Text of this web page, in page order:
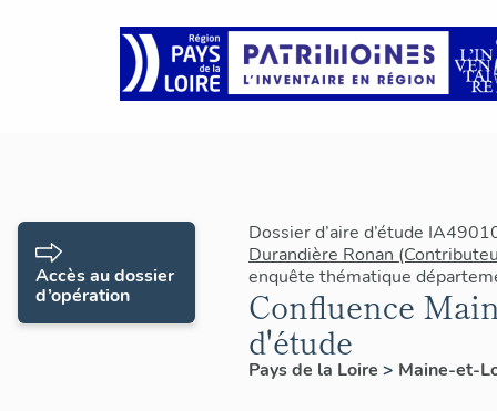
Dossier d’aire d’étude
Durandière Ronan
enquête thématique
Confluence
d'étude
Pays de la Loire > Maine-et-
Accès au dossier
d’opération